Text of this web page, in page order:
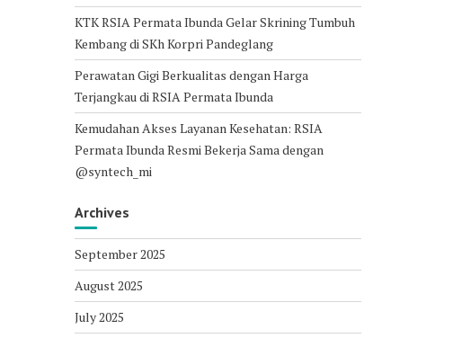
KTK RSIA Permata Ibunda Gelar Skrining Tumbuh
Kembang di SKh Korpri Pandeglang
Perawatan Gigi Berkualitas dengan Harga
Terjangkau di RSIA Permata Ibunda
Kemudahan Akses Layanan Kesehatan: RSIA
Permata Ibunda Resmi Bekerja Sama dengan
@syntech_mi
Archives
September 2025
August 2025
July 2025